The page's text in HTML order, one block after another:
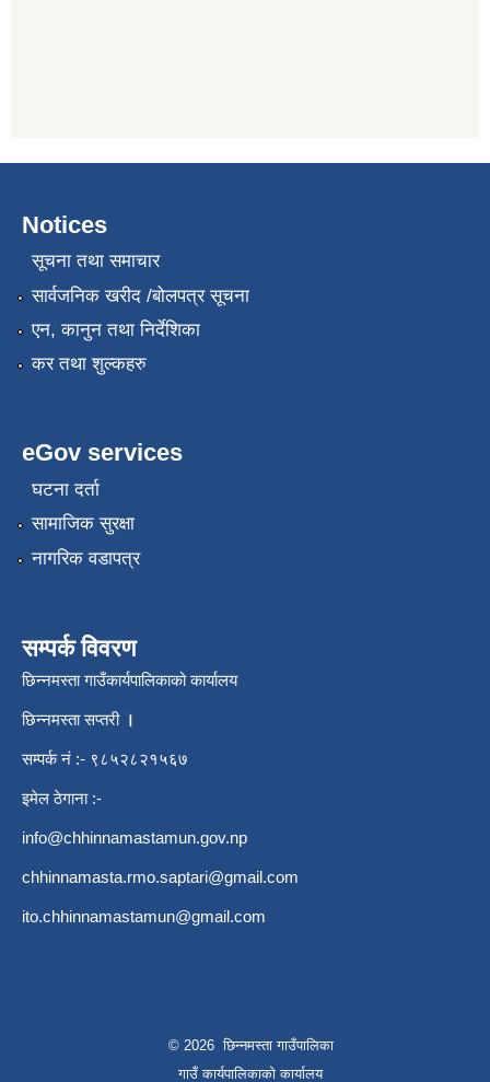
Notices
सूचना तथा समाचार
सार्वजनिक खरीद /बोलपत्र सूचना
एन, कानुन तथा निर्देशिका
कर तथा शुल्कहरु
eGov services
घटना दर्ता
सामाजिक सुरक्षा
नागरिक वडापत्र
सम्पर्क विवरण
छिन्नमस्ता गाउँकार्यपालिकाको कार्यालय
छिन्नमस्ता सप्तरी ।
सम्पर्क नं :- ९८५२८२१५६७
इमेल ठेगाना :-
info@chhinnamastamun.gov.np
chhinnamasta.rmo.saptari@gmail.com
ito.chhinnamastamun@gmail.com
© 2026 छिन्नमस्ता गाउँपालिका
गाउँ कार्यपालिकाको कार्यालय